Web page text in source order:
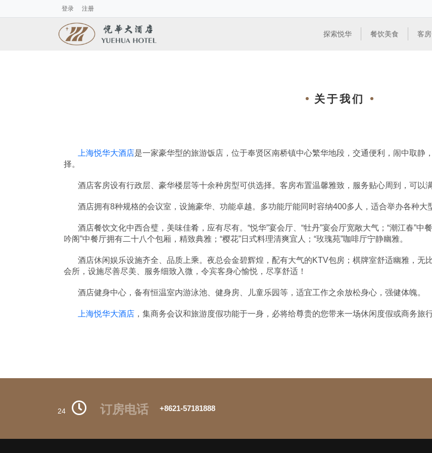
登录 注册
探索悦华 餐饮美食 客房
关于我们
上海悦华大酒店是一家豪华型的旅游饭店，位于奉贤区南桥镇中心繁华地段，交通便利，闹中取静
择。
酒店客房设有行政层、豪华楼层等十余种房型可供选择。客房布置温馨雅致，服务贴心周到，可以
酒店拥有8种规格的会议室，设施豪华、功能卓越。多功能厅能同时容纳400多人，适合举办各种大
酒店餐饮文化中西合璧，美味佳肴，应有尽有。“悦华”宴会厅、“牡丹”宴会厅宽敞大气；“潮江春”中
吟阁”中餐厅拥有二十八个包厢，精致典雅；“樱花”日式料理清爽宜人；“玫瑰苑”咖啡厅宁静幽雅。
酒店休闲娱乐设施齐全、品质上乘。夜总会金碧辉煌，配有大气的KTV包房；棋牌室舒适幽雅，无
会所，设施尽善尽美、服务细致入微，令宾客身心愉悦，尽享舒适！
酒店健身中心，备有恒温室内游泳池、健身房、儿童乐园等，适宜工作之余放松身心，强健体魄。
上海悦华大酒店 ，集商务会议和旅游度假功能于一身，必将给尊贵的您带来一场休闲度假或商务旅
24 订房电话 +8621-57181888